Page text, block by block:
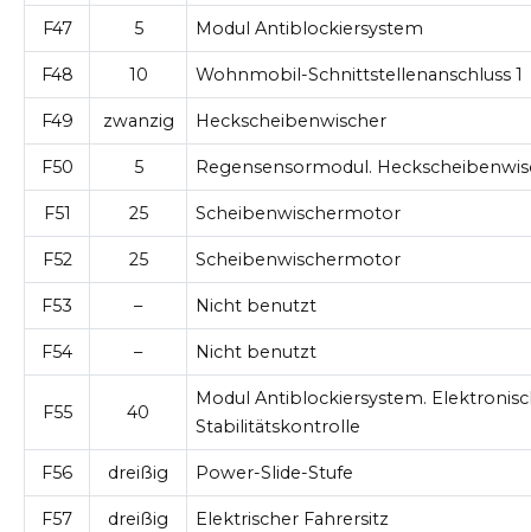
F47 5 Modul Antiblockiersystem
F48 10 Wohnmobil-Schnittstellenanschluss 1
F49 zwanzig Heckscheibenwischer
F50 5 Regensensormodul.
F51 25 Scheibenwischermotor
F52 25 Scheibenwischermotor
F53 – Nicht benutzt
F54 – Nicht benutzt
F55 40
Modul Antiblockiersystem.
Stabilitätskontrolle
F56 dreißig Power-Slide-Stufe
F57 dreißig Elektrischer Fahrersitz